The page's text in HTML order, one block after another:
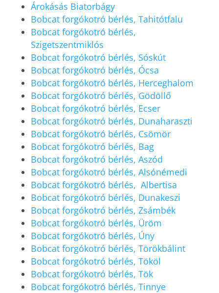
Árokásás Biatorbágy
Bobcat forgókotró bérlés, Tahitótfalu
Bobcat forgókotró bérlés,
Szigetszentmiklós
Bobcat forgókotró bérlés, Sóskút
Bobcat forgókotró bérlés, Ócsa
Bobcat forgókotró bérlés, Herceghalom
Bobcat forgókotró bérlés, Gödöllő
Bobcat forgókotró bérlés, Ecser
Bobcat forgókotró bérlés, Dunaharaszti
Bobcat forgókotró bérlés, Csömör
Bobcat forgókotró bérlés, Bag
Bobcat forgókotró bérlés, Aszód
Bobcat forgókotró bérlés, Alsónémedi
Bobcat forgókotró bérlés, Albertisa
Bobcat forgókotró bérlés, Dunakeszi
Bobcat forgókotró bérlés, Zsámbék
Bobcat forgókotró bérlés, Üröm
Bobcat forgókotró bérlés, Úny
Bobcat forgókotró bérlés, Törökbálint
Bobcat forgókotró bérlés, Tököl
Bobcat forgókotró bérlés, Tök
Bobcat forgókotró bérlés, Tinnye